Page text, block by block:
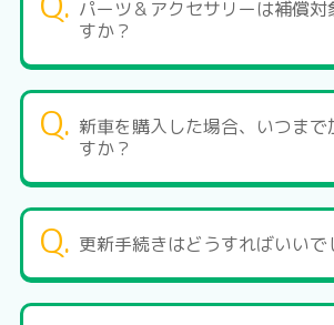
パーツ＆アクセサリーは補償対
すか？
Q. 新車を購入した場合、いつまで
すか？
Q. 更新手続きはどうすればいいで